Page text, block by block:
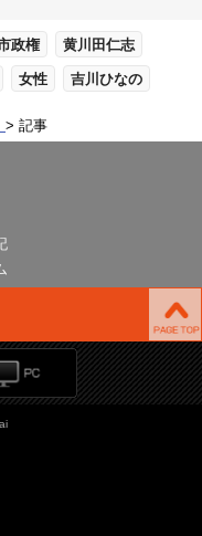
政権 黄川田仁志
女性 吉川ひなの
記事